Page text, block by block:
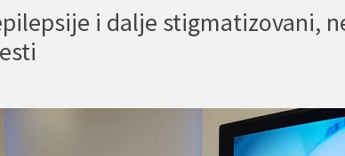
i dalje stigmatizovani,